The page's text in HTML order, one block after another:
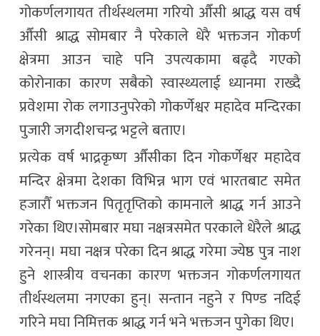
गोकर्णलगायत तीर्थस्थलमा गरियो औँसी श्राद्ध यस वर्ष
औँसी श्राद्ध सोमबार नै परेकाले धेरै भक्तजन गोकर्ण
क्षेत्रमा आउन चाहे पनि उपत्यकामा बढ्दै गएको
कोरोनाका कारण सबैको स्वास्थ्यलाई ध्यानमा राख्दै
प्रवेशमा रोक लगाउनुपरेको गोकर्णेश्वर महादेव मन्दिरका
पुजारी जगदीशचन्द्र भट्टले बताए।
प्रत्येक वर्ष भाद्रकृष्ण औँसीका दिन गोकर्णेश्वर महादेव
मन्दिर क्षेत्रमा देशका विभिन्न भाग एवं भारतबाट समेत
हजारौँ भक्तजन पितृतृप्तिको कामनाले श्राद्ध गर्न आउने
गरेका थिए।सोमबार मघा नक्षत्रसमेत परकाले धेरैले श्राद्ध
गरेनन्। मघा नक्षत्र परेका दिन श्राद्ध गरेमा ज्येष्ठ पुत्र नाश
हुने शास्त्रीय वचनका कारण भक्तजन गोकर्णलगायत
तीर्थस्थलमा नगएका हुन्। सन्तान नहुने र पिण्ड नदिई
गरिने मघा निमित्तक श्राद्ध गर्न भने भक्तजन पुगेका थिए।